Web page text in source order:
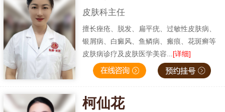
皮肤科主任
擅长痤疮、脱发、扁平疣、过敏性皮肤病、
银屑病、白癜风、鱼鳞病、瘢痕、花斑癣等
皮肤病诊疗及皮肤医学美容... [详细]
柯仙花